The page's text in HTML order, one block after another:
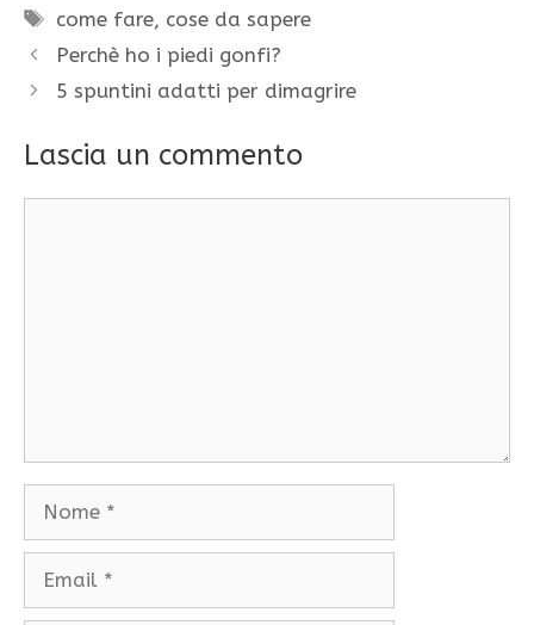
Tag
come fare, cose da sapere
Perchè ho i piedi gonfi?
5 spuntini adatti per dimagrire
Lascia un commento
Nome
Email